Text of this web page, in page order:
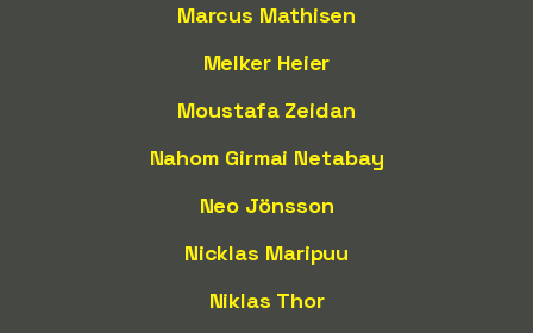
Marcus Mathisen
Melker Heier
Moustafa Zeidan
Nahom Girmai Netabay
Neo Jönsson
Nicklas Maripuu
Niklas Thor